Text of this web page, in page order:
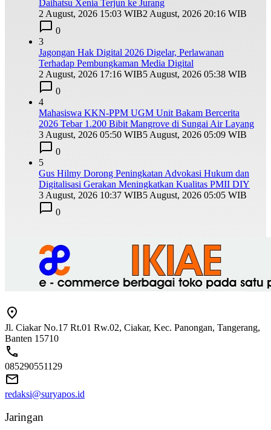
Daihatsu Xenia Terjun ke Jurang
2 August, 2026 15:03 WIB2 August, 2026 20:16 WIB
0
3
Jagongan Hak Digital 2026 Digelar, Perlawanan
Terhadap Pembungkaman Media Digital
2 August, 2026 17:16 WIB5 August, 2026 05:38 WIB
0
4
Mahasiswa KKN-PPM UGM Unit Bakam Bercerita
2026 Tebar 1.200 Bibit Mangrove di Sungai Air Layang
3 August, 2026 05:50 WIB5 August, 2026 05:09 WIB
0
5
Gus Hilmy Dorong Peningkatan Advokasi Hukum dan
Digitalisasi Gerakan Meningkatkan Kualitas PMII DIY
3 August, 2026 10:37 WIB5 August, 2026 05:05 WIB
0
Jl. Ciakar No.17 Rt.01 Rw.02, Ciakar, Kec. Panongan, Tangerang,
Banten 15710
085290551129
redaksi@suryapos.id
Jaringan